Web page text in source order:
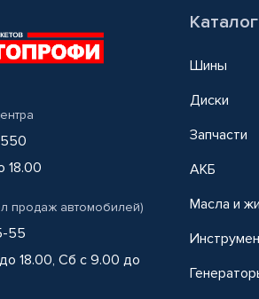
18.00
продаж автомобилей)
55
18.00, Сб с 9.00 до
Каталог
Шины
Диски
Запчасти
АКБ
Масла и